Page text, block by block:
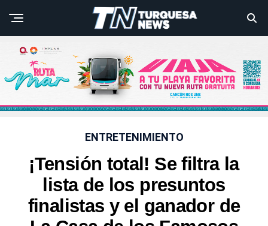
ENTRETENIMIENTO
¡Tensión total! Se filtra la
lista de los presuntos
finalistas y el ganador de